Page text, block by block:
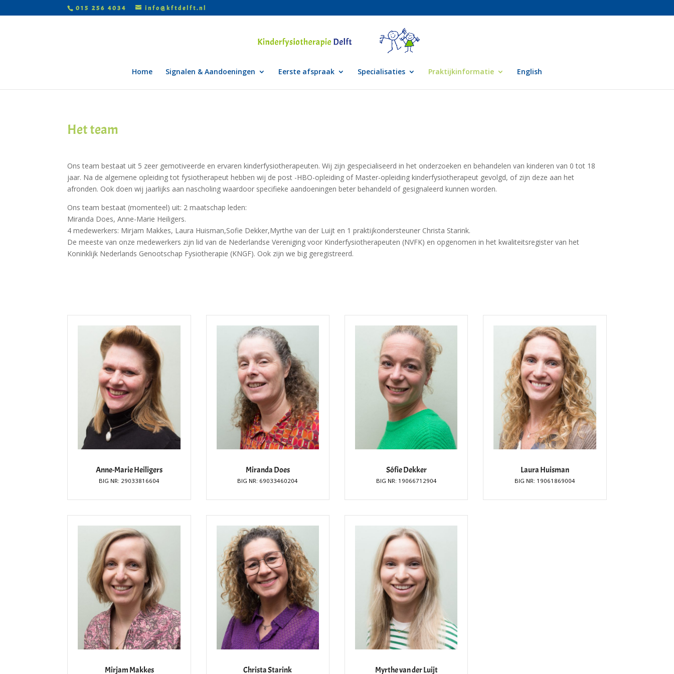
015 256 4034 info@kftdelft.nl
Home Signalen & Aandoeningen Eerste afspraak Specialisaties Praktijkinformatie English
Het team
Ons team bestaat uit 5 zeer gemotiveerde en ervaren kinderfysiotherapeuten. Wij zijn gespecialiseerd in het onderzoeken en behandelen van kinderen van 0 tot 18
jaar. Na de algemene opleiding tot fysiotherapeut hebben wij de post -HBO-opleiding of Master-opleiding kinderfysiotherapeut gevolgd, of zijn deze aan het
afronden. Ook doen wij jaarlijks aan nascholing waardoor specifieke aandoeningen beter behandeld of gesignaleerd kunnen worden.
Ons team bestaat (momenteel) uit: 2 maatschap leden:
Miranda Does, Anne-Marie Heiligers.
4 medewerkers: Mirjam Makkes, Laura Huisman,Sofie Dekker,Myrthe van der Luijt en 1 praktijkondersteuner Christa Starink.
De meeste van onze medewerkers zijn lid van de Nederlandse Vereniging voor Kinderfysiotherapeuten (NVFK) en opgenomen in het kwaliteitsregister van het
Koninklijk Nederlands Genootschap Fysiotherapie (KNGF). Ook zijn we big geregistreerd.
Anne-Marie Heiligers
BIG NR: 29033816604
Miranda Does
BIG NR: 69033460204
Sófie Dekker
BIG NR: 19066712904
Laura Huisman
BIG NR: 19061869004
Mirjam Makkes Christa Starink Myrthe van der Luijt